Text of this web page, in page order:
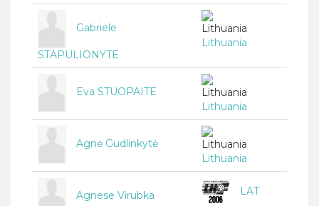
Gabriele
STAPULIONYTE
Lithuania
Eva STUOPAITE
Lithuania
Agnė Gudlinkytė
Lithuania
Agnese Virubka
LAT